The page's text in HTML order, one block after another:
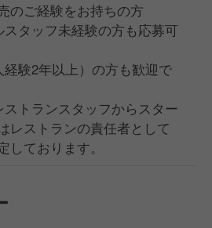
のご経験をお持ちの方
タッフ未経験の方も応募可
験2年以上）の方も歓迎で
トランスタッフからスター
レストランの責任者として
しております。